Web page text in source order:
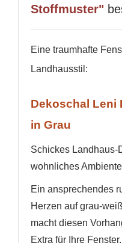
Stoffmuster"
Eine traumhafte
Landhausstil:
Dekoschal Leni
in Grau
Schickes Landhaus-
wohnliches
Ein ansprechendes
Herzen auf grau-
macht diesen
Extra für Ihre Fenster.